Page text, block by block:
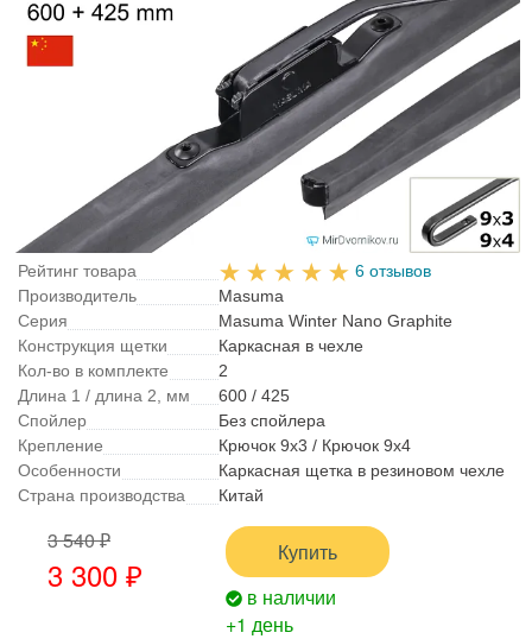
Рейтинг товара
6 отзывов
Производитель
Masuma
Серия
Masuma Winter Nano Graphite
Конструкция щетки
Каркасная в чехле
Кол-во в комплекте
2
Длина 1 / длина 2, мм
600 / 425
Спойлер
Без спойлера
Крепление
Крючок 9x3 / Крючок 9x4
Особенности
Каркасная щетка в резиновом чехле
Страна производства
Китай
3 540 ₽
3 300 ₽
Купить
в наличии
+1 день